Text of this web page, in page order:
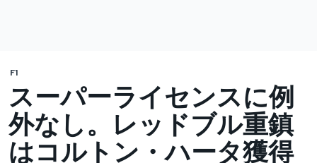
F1
スーパーライセンスに例
外なし。レッドブル重鎮
はコルトン・ハータ獲得